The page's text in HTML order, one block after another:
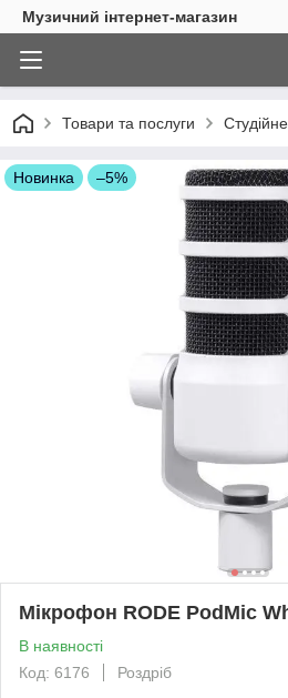
Музичний інтернет-магазин
Товари та послуги
Новинка –5%
Мікрофон RODE PodMic
В наявності
Код: 6176
Роздріб